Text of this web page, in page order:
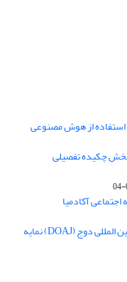
از هوش مصنوعی
چکیده تفصیلی
آکادمیا
فصلنامه علمی "علوم و فنون نظامی" در پایگاه بین المللی دوج (DOAJ) نمایه